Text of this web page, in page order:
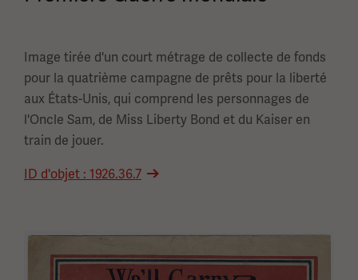
Image tirée d'un court métrage de collecte de fonds
pour la quatrième campagne de prêts pour la liberté
aux États-Unis, qui comprend les personnages de
l'Oncle Sam, de Miss Liberty Bond et du Kaiser en
train de jouer.
ID d'objet : 1926.36.7
Image(s)